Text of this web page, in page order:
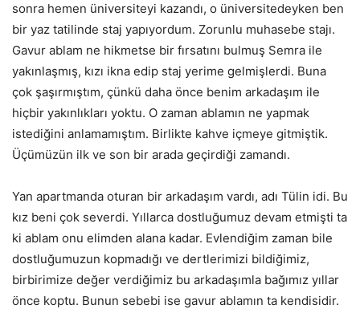
sonra hemen üniversiteyi kazandı, o üniversitedeyken ben
bir yaz tatilinde staj yapıyordum. Zorunlu muhasebe stajı.
Gavur ablam ne hikmetse bir fırsatını bulmuş Semra ile
yakınlaşmış, kızı ikna edip staj yerime gelmişlerdi. Buna
çok şaşırmıştım, çünkü daha önce benim arkadaşım ile
hiçbir yakınlıkları yoktu. O zaman ablamın ne yapmak
istediğini anlamamıştım. Birlikte kahve içmeye gitmiştik.
Üçümüzün ilk ve son bir arada geçirdiği zamandı.
Yan apartmanda oturan bir arkadaşım vardı, adı Tülin idi. Bu
kız beni çok severdi. Yıllarca dostluğumuz devam etmişti ta
ki ablam onu elimden alana kadar. Evlendiğim zaman bile
dostluğumuzun kopmadığı ve dertlerimizi bildiğimiz,
birbirimize değer verdiğimiz bu arkadaşımla bağımız yıllar
önce koptu. Bunun sebebi ise gavur ablamın ta kendisidir.